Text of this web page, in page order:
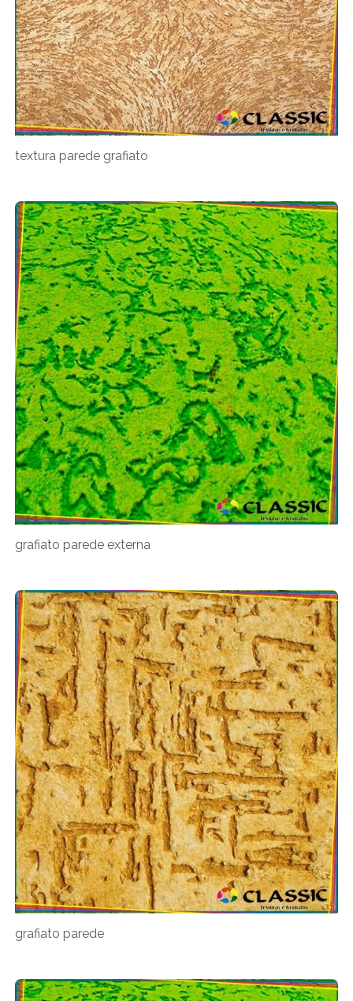
textura parede grafiato
grafiato parede externa
grafiato parede